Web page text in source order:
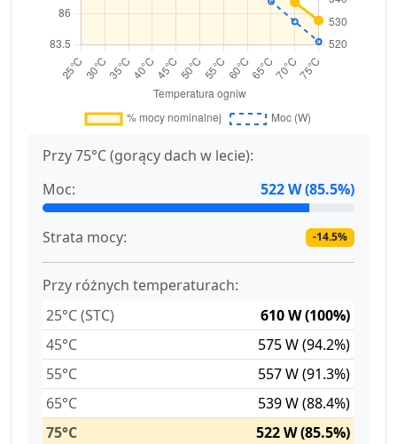
Przy 75°C (gorący dach w lecie):
Moc:
522 W (85.5%)
Strata mocy: -14.5%
Przy różnych temperaturach:
25°C (STC)
610 W (100%)
45°C
575 W (94.2%)
55°C
557 W (91.3%)
65°C
539 W (88.4%)
75°C
522 W (85.5%)